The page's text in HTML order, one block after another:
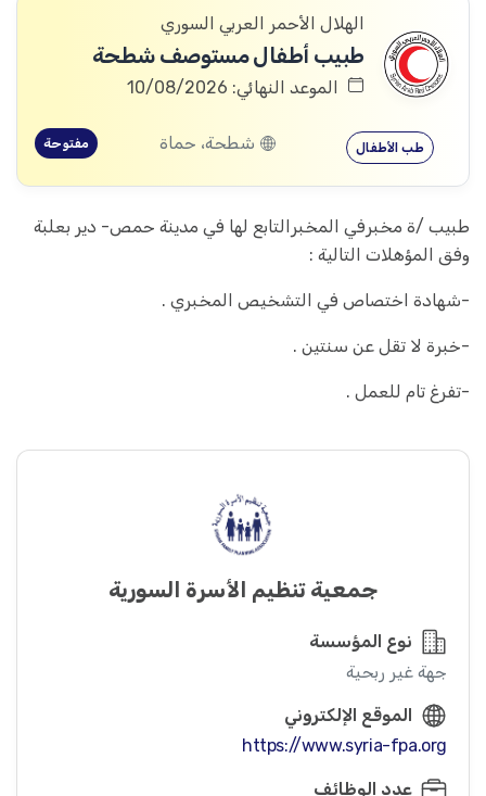
الهلال الأحمر العربي السوري
طبيب أطفال مستوصف شطحة
الموعد النهائي: 10/08/2026
طب الأطفال شطحة، حماة مفتوحة
طبيب /ة مخبرفي المخبرالتابع لها في مدينة حمص- دير بعلبة
وفق المؤهلات التالية :
-شهادة اختصاص في التشخيص المخبري .
-خبرة لا تقل عن سنتين .
-تفرغ تام للعمل .
جمعية تنظيم الأسرة السورية
نوع المؤسسة
جهة غير ربحية
الموقع الإلكتروني
https://www.syria-fpa.org
عدد الوظائف